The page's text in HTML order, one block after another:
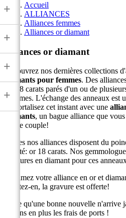
+
+
+
+
Accueil
ALLIANCES
Alliances femmes
Alliances or diamant
Alliances or diamant
Découvrez nos dernières collections d'
diamants pour femmes. Des
ors 18 carats parés d'un ou de
sublimes. L'échange des anneaux est
immortalisez cet instant avec une
diamants, un bague alliance que
vie de couple!
Toutes nos alliances disposent du
qualité: or 18 carats. Nos
montures en diamant pour ces
Sublimez votre alliance en or et
profitez-en, la gravure est offerte!
Parce qu'une bonne nouvelle n'arrive
offrons en plus les frais de ports !